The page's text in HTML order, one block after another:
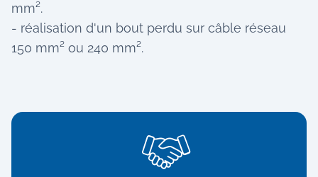
mm².
- réalisation d'un bout perdu sur câble réseau
150 mm² ou 240 mm².